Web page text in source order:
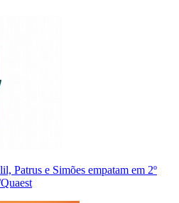
Patrus e Simões empatam em 2º